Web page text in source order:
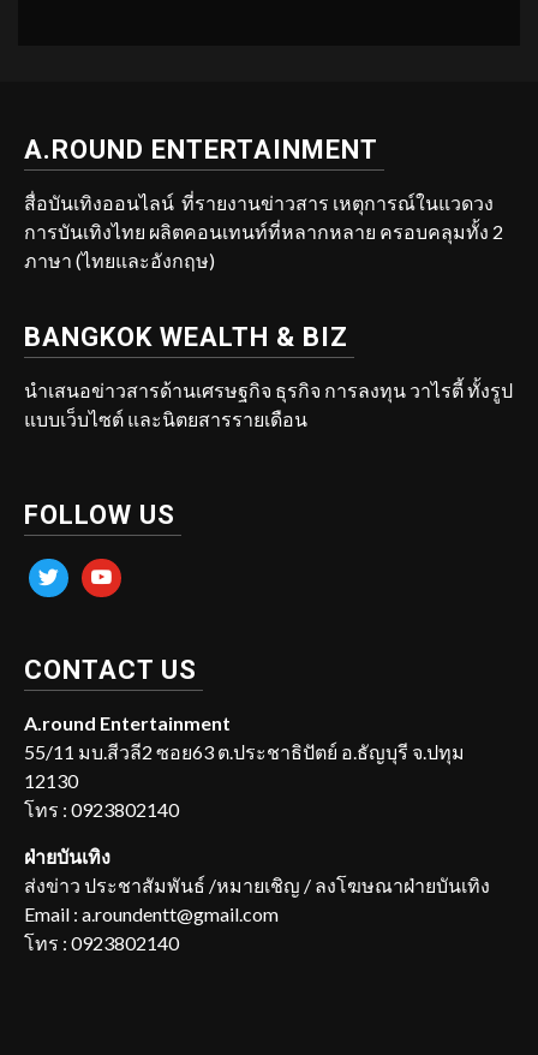
A.ROUND ENTERTAINMENT
สื่อบันเทิงออนไลน์ ที่รายงานข่าวสาร เหตุการณ์ในแวดวง
การบันเทิงไทย ผลิตคอนเทนท์ที่หลากหลาย ครอบคลุมทั้ง 2
ภาษา (ไทยและอังกฤษ)
BANGKOK WEALTH & BIZ
นำเสนอข่าวสารด้านเศรษฐกิจ ธุรกิจ การลงทุน วาไรตี้ ทั้งรูป
แบบเว็บไซต์ และนิตยสารรายเดือน
FOLLOW US
twitter youtube
CONTACT US
A.round Entertainment
55/11 มบ.สีวลี2 ซอย63 ต.ประชาธิปัตย์ อ.ธัญบุรี จ.ปทุม
12130
โทร : 0923802140
ฝ่ายบันเทิง
ส่งข่าว ประชาสัมพันธ์ /หมายเชิญ / ลงโฆษณาฝ่ายบันเทิง
Email : a.roundentt@gmail.com
โทร : 0923802140